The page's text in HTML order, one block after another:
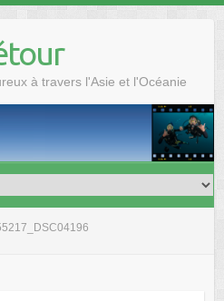
à travers l'Asie et l'Océanie